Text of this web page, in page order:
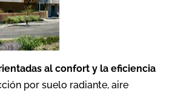
al confort y la eficiencia
por suelo radiante, aire